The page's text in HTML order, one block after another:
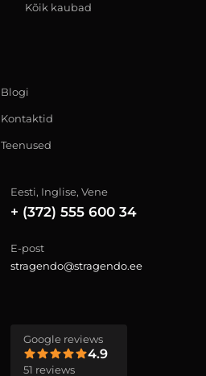
Kõik kaubad
Blogi
Kontaktid
Teenused
Eesti, Inglise, Vene
+ (372) 555 600 34
E-post
stragendo@stragendo.ee
Google reviews
4.9
51 reviews